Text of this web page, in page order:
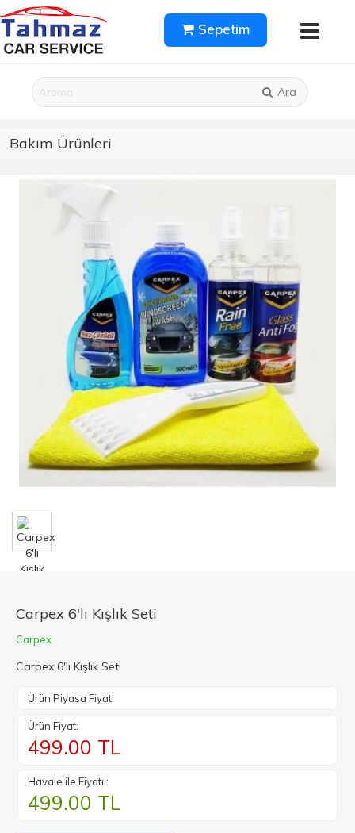
Sepetim
Ara
Bakım Ürünleri
Carpex 6'lı Kışlık Seti
Carpex
Carpex 6'lı Kışlık Seti
Ürün Piyasa Fiyat:
Ürün Fiyat:
499.00 TL
Havale ile Fiyatı :
499.00 TL